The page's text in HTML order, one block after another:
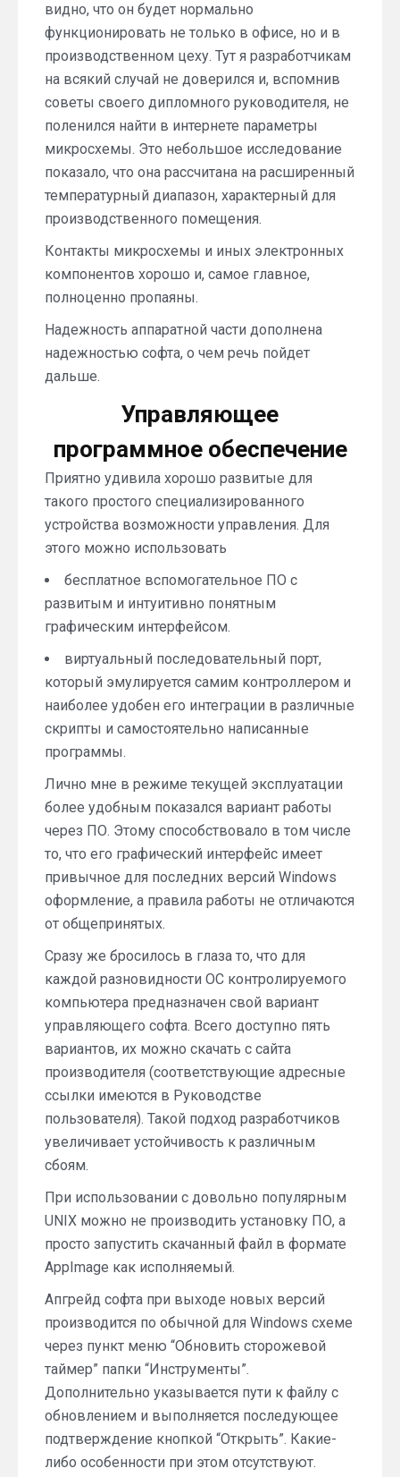
видно, что он будет нормально
функционировать не только в офисе, но и в
производственном цеху. Тут я разработчикам
на всякий случай не доверился и, вспомнив
советы своего дипломного руководителя, не
поленился найти в интернете параметры
микросхемы. Это небольшое исследование
показало, что она рассчитана на расширенный
температурный диапазон, характерный для
производственного помещения.
Контакты микросхемы и иных электронных
компонентов хорошо и, самое главное,
полноценно пропаяны.
Надежность аппаратной части дополнена
надежностью софта, о чем речь пойдет
дальше.
Управляющее
программное обеспечение
Приятно удивила хорошо развитые для
такого простого специализированного
устройства возможности управления. Для
этого можно использовать
бесплатное вспомогательное ПО с
развитым и интуитивно понятным
графическим интерфейсом.
виртуальный последовательный порт,
который эмулируется самим контроллером и
наиболее удобен его интеграции в различные
скрипты и самостоятельно написанные
программы.
Лично мне в режиме текущей эксплуатации
более удобным показался вариант работы
через ПО. Этому способствовало в том числе
то, что его графический интерфейс имеет
привычное для последних версий Windows
оформление, а правила работы не отличаются
от общепринятых.
Сразу же бросилось в глаза то, что для
каждой разновидности ОС контролируемого
компьютера предназначен свой вариант
управляющего софта. Всего доступно пять
вариантов, их можно скачать с сайта
производителя (соответствующие адресные
ссылки имеются в Руководстве
пользователя). Такой подход разработчиков
увеличивает устойчивость к различным
сбоям.
При использовании с довольно популярным
UNIX можно не производить установку ПО, а
просто запустить скачанный файл в формате
AppImage как исполняемый.
Апгрейд софта при выходе новых версий
производится по обычной для Windows схеме
через пункт меню “Обновить сторожевой
таймер” папки “Инструменты”.
Дополнительно указывается пути к файлу с
обновлением и выполняется последующее
подтверждение кнопкой “Открыть”. Какие-
либо особенности при этом отсутствуют.